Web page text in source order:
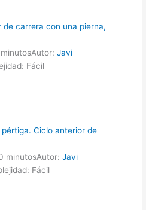
de carrera con una pierna,
Autor: Javi
Fácil
pértiga. Ciclo anterior de
minutosAutor: Javi
Fácil